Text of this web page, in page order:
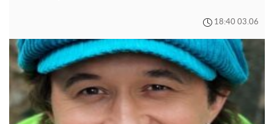
18:40 03.06